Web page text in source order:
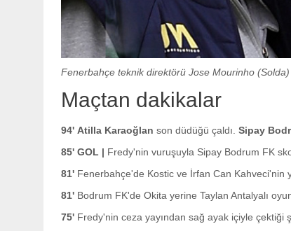
Fenerbahçe teknik direktörü Jose Mourinho
Maçtan dakikalar
94' Atilla Karaoğlan son düdüğü çaldı. Sipay
85' GOL | Fredy'nin vuruşuyla Sipay Bodrum FK
81' Fenerbahçe'de Kostic ve İrfan Can Kahveci'nin
81' Bodrum FK'de Okita yerine Taylan Antalyalı
75' Fredy'nin ceza yayından sağ ayak içiyle çektiği